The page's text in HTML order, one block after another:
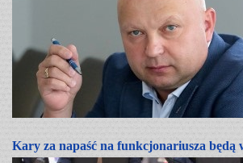
Kary za napaść na funkcjonariusza będą